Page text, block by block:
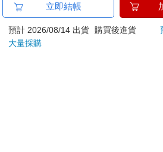
若非上列種類商品，均享有到貨7
日）。
立即結帳
預計 2026/08/14 出貨 購買後進貨
大量採購